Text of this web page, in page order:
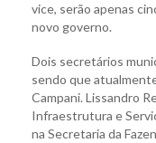
vice, serão apenas
novo governo.
Dois secretários
sendo que
Campani. Lissandro
Infraestrutura e
na Secretaria da